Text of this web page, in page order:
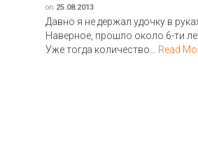
on 25.08.2013
Давно я не держал удочку в
Наверное, прошло около 6-ти
Уже тогда количество... Read